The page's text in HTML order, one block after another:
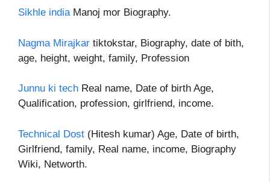
Sikhle indiaManoj mor Biography.
Nagma Mirajkar tiktokstar, Biography, date of bith,
age, height, weight, family, Profession
Junnu ki tech Real name, Date of birth Age,
Qualification, profession, girlfriend, income.
Technical Dost (Hitesh kumar) Age, Date of birth,
Girlfriend, family, Real name, income, Biography
Wiki, Networth.